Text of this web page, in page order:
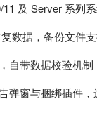
及 Server 系列
数据，备份文件
带数据校验机
窗与捆绑插件，